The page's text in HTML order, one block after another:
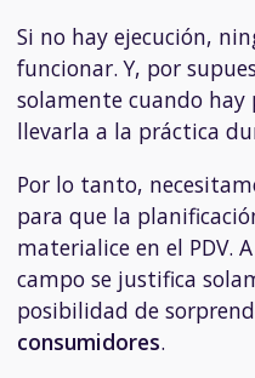
Si no hay ejecución,
funcionar. Y, por
solamente cuando hay
llevarla a la práctica
Por lo tanto,
para que la
materialice en el PDV.
campo se justifica
posibilidad de
consumidores.